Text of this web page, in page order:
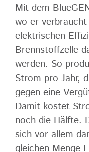
Mit dem
wo er
elektrischen
Brennstoffzelle
werden. So
Strom pro Jahr,
gegen eine
Damit kostet
noch die Hälfte.
sich vor allem
gleichen Menge